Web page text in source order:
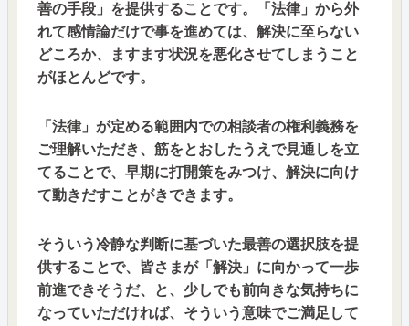
善の手段」を提供することです。「法律」から外
れて感情論だけで事を進めては、解決に至らない
どころか、ますます状況を悪化させてしまうこと
がほとんどです。
「法律」が定める範囲内での相談者の権利義務を
ご理解いただき、筋をとおしたうえで見通しを立
てることで、早期に打開策をみつけ、解決に向け
て動きだすことがきできます。
そういう冷静な判断に基づいた最善の選択肢を提
供することで、皆さまが「解決」に向かって一歩
前進できそうだ、と、少しでも前向きな気持ちに
なっていただければ、そういう意味でご満足して